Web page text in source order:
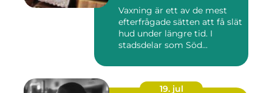
Vaxning är ett av de mest
efterfrågade sätten att få slät
hud under längre tid. I
stadsdelar som Söd...
19. jul